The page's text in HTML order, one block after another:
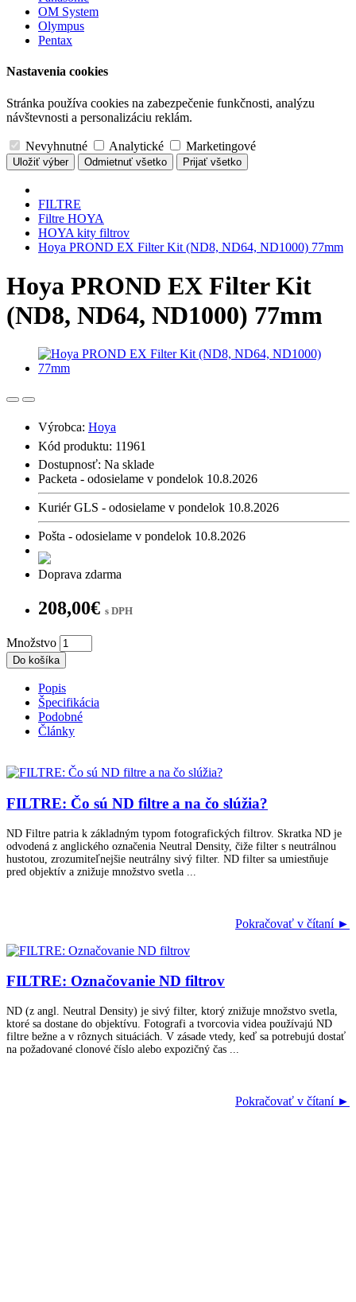
OM System
Olympus
Pentax
Nastavenia cookies
Stránka používa cookies na zabezpečenie funkčnosti, analýzu
návštevnosti a personalizáciu reklám.
Nevyhnutné Analytické Marketingové
Uložiť výber Odmietnuť všetko Prijať všetko
FILTRE
Filtre HOYA
HOYA kity filtrov
Hoya PROND EX Filter Kit (ND8, ND64, ND1000) 77mm
Hoya PROND EX Filter Kit
(ND8, ND64, ND1000) 77mm
Výrobca: Hoya
Kód produktu: 11961
Dostupnosť: Na sklade
Packeta - odosielame v pondelok 10.8.2026
Kuriér GLS - odosielame v pondelok 10.8.2026
Pošta - odosielame v pondelok 10.8.2026
Doprava zdarma
208,00€ s DPH
Množstvo
Do košíka
Popis
Špecifikácia
Podobné
Články
FILTRE: Čo sú ND filtre a na čo slúžia?
ND Filtre patria k základným typom fotografických filtrov. Skratka ND je
odvodená z anglického označenia Neutral Density, čiže filter s neutrálnou
hustotou, zrozumiteľnejšie neutrálny sivý filter. ND filter sa umiestňuje
pred objektív a znižuje množstvo svetla ...
Pokračovať v čítaní ►
FILTRE: Označovanie ND filtrov
ND (z angl. Neutral Density) je sivý filter, ktorý znižuje množstvo svetla,
ktoré sa dostane do objektívu. Fotografi a tvorcovia videa používajú ND
filtre bežne a v rôznych situáciách. V zásade vtedy, keď sa potrebujú dostať
na požadované clonové číslo alebo expozičný čas ...
Pokračovať v čítaní ►